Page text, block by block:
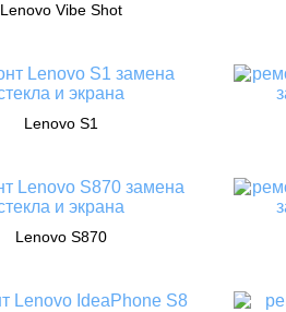
Lenovo Vibe Shot
Lenovo S1
Lenovo S870